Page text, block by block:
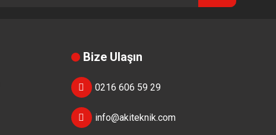
Bize Ulaşın
0216 606 59 29
info@akiteknik.com